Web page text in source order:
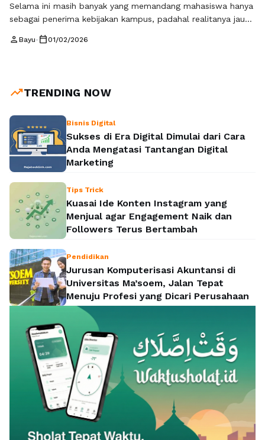
Selama ini masih banyak yang memandang mahasiswa hanya
sebagai penerima kebijakan kampus, padahal realitanya jauh
kampus bukan sekadar pelengkap, melainkan elemen penting
budaya kampus dalam keseharian. Dari pengalaman …
person Bayu• calendar_today01/02/2026
trending_upTRENDING NOW
Bisnis Digital
Sukses di Era Digital Dimulai dari Cara
Anda Mengatasi Tantangan Digital
Marketing
Tips Trick
Kuasai Ide Konten Instagram yang
Menjual agar Engagement Naik dan
Followers Terus Bertambah
Pendidikan
Jurusan Komputerisasi Akuntansi di
Universitas Ma’soem, Jalan Tepat
Menuju Profesi yang Dicari Perusahaan